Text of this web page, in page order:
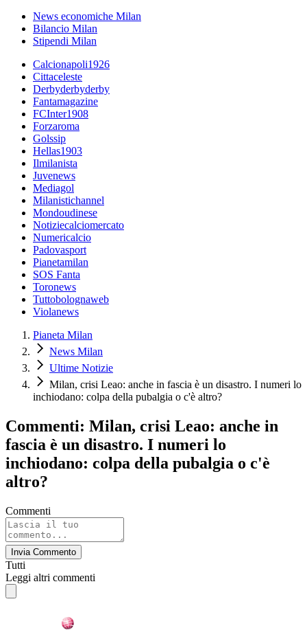
News economiche Milan
Bilancio Milan
Stipendi Milan
Calcionapoli1926
Cittaceleste
Derbyderbyderby
Fantamagazine
FCInter1908
Forzaroma
Golssip
Hellas1903
Ilmilanista
Juvenews
Mediagol
Milanistichannel
Mondoudinese
Notiziecalciomercato
Numericalcio
Padovasport
Pianetamilan
SOS Fanta
Toronews
Tuttobolognaweb
Violanews
Pianeta Milan
News Milan
Ultime Notizie
Milan, crisi Leao: anche in fascia è un disastro. I numeri lo
inchiodano: colpa della pubalgia o c'è altro?
Commenti: Milan, crisi Leao: anche in
fascia è un disastro. I numeri lo
inchiodano: colpa della pubalgia o c'è
altro?
Commenti
Invia Commento
Tutti
Leggi altri commenti